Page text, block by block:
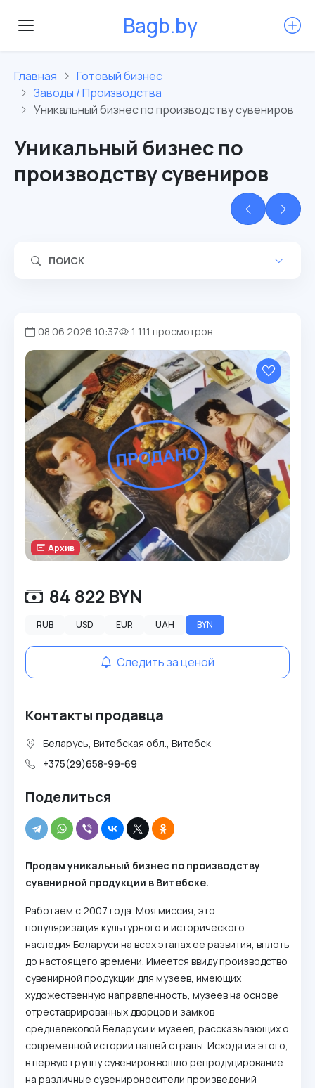
Bagb.by
Главная
Готовый бизнес
Заводы / Производства
Уникальный бизнес по производству сувениров
Уникальный бизнес по
производству сувениров
ПОИСК
08.06.2026 10:37 1 111 просмотров
Архив
84 822 BYN
RUB USD EUR UAH BYN
Следить за ценой
Контакты продавца
Беларусь, Витебская обл., Витебск
+375(29)658-99-69
Поделиться
Продам уникальный бизнес по производству
сувенирной продукции в Витебске.
Работаем с 2007 года. Моя миссия, это
популяризация культурного и исторического
наследия Беларуси на всех этапах ее развития, вплоть
до настоящего времени. Имеется ввиду производство
сувенирной продукции для музеев, имеющих
художественную направленность, музеев на основе
отреставрированных дворцов и замков
средневековой Беларуси и музеев, рассказывающих о
современной истории нашей страны. Исходя из этого,
в первую группу сувениров вошло репродуцирование
на различные сувенироносители произведений